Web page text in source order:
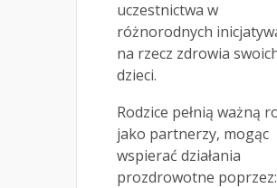
uczestnictwa w
różnorodnych
na rzecz zdrowia
dzieci.
Rodzice pełnią ważną
jako partnerzy, mogąc
wspierać działania
prozdrowotne poprzez: